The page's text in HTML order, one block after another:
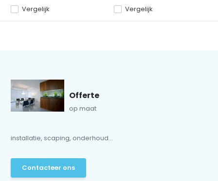
Vergelijk Vergelijk
Offerte
op maat
installatie, scaping, onderhoud...
Contacteer ons